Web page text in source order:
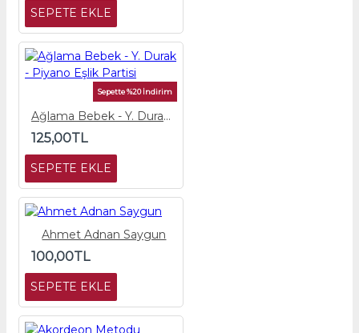
SEPETE EKLE
Sepette %20 İndirim
Ağlama Bebek - Y. Durak - Piyano Eşlik Partisi
125,00TL
SEPETE EKLE
Ahmet Adnan Saygun
100,00TL
SEPETE EKLE